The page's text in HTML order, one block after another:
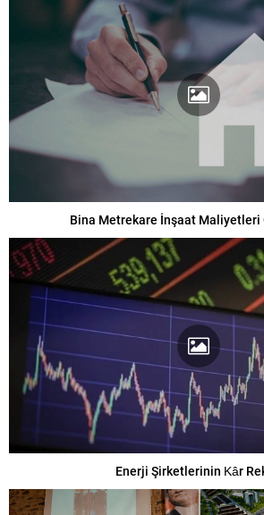
Bina Metrekare İnşaat Maliyetleri
Enerji Şirketlerinin Kâr